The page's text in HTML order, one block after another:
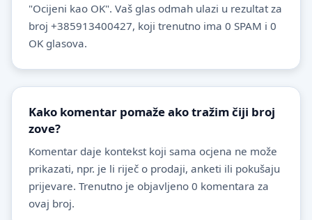
"Ocijeni kao OK". Vaš glas odmah ulazi u rezultat za
broj +385913400427, koji trenutno ima 0 SPAM i 0
OK glasova.
Kako komentar pomaže ako tražim čiji broj
zove?
Komentar daje kontekst koji sama ocjena ne može
prikazati, npr. je li riječ o prodaji, anketi ili pokušaju
prijevare. Trenutno je objavljeno 0 komentara za
ovaj broj.